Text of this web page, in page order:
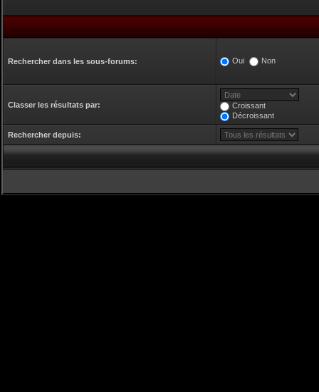
Rechercher dans les sous-forums: Oui Non
Classer les résultats par:
Croissant
Décroissant
Rechercher depuis: